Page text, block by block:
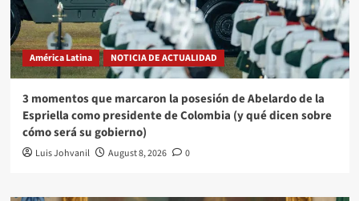
América Latina NOTICIA DE ACTUALIDAD
3 momentos que marcaron la posesión de Abelardo de la
Espriella como presidente de Colombia (y qué dicen sobre
cómo será su gobierno)
Luis Johvanil August 8, 2026 0